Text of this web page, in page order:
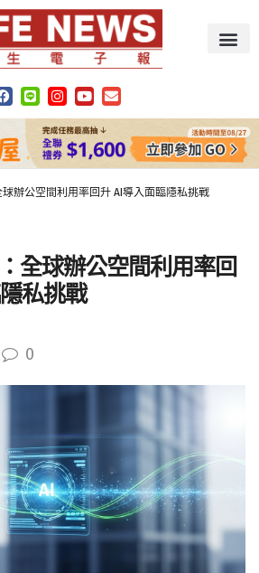
辦公空間利用率回升 AI導入面臨隱私挑戰
全球辦公空間利用率回
私挑戰
0